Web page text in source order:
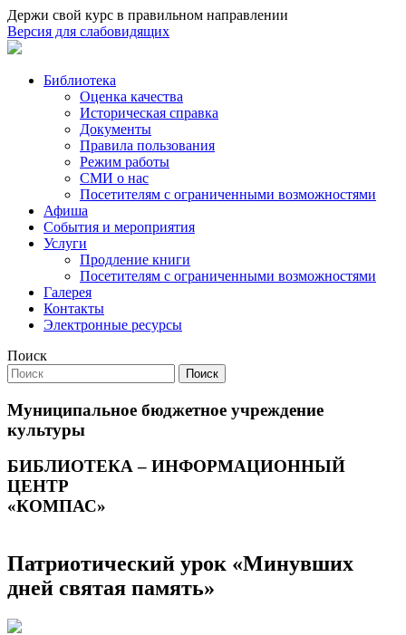
Держи свой курс в правильном направлении
Версия для слабовидящих
Библиотека
Оценка качества
Историческая справка
Документы
Правила пользования
Режим работы
СМИ о нас
Посетителям с ограниченными возможностями
Афиша
События и мероприятия
Услуги
Продление книги
Посетителям с ограниченными возможностями
Галерея
Контакты
Электронные ресурсы
Поиск
Поиск
Муниципальное бюджетное учреждение
культуры
БИБЛИОТЕКА – ИНФОРМАЦИОННЫЙ
ЦЕНТР
«КОМПАС»
Патриотический урок «Минувших
дней святая память»